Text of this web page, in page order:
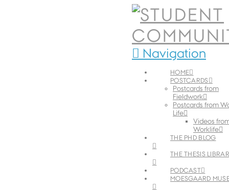
Navigation
HOME
POSTCARDS
Postcards from
Fieldwork
Postcards from
Life
Videos
Worklife
THE PHD BLOG
THE THESIS
PODCAST
MOESGAARD